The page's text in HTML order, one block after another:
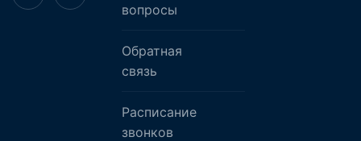
вопросы
Обратная
связь
Расписание
звонков